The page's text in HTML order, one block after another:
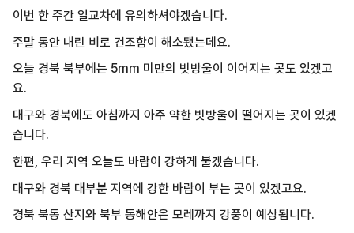
이번 한 주간 일교차에 유의하셔야겠습니다.
주말 동안 내린 비로 건조함이 해소됐는데요.
오늘 경북 북부에는 5mm 미만의 빗방울이 이어지는 곳도 있겠고
요.
대구와 경북에도 아침까지 아주 약한 빗방울이 떨어지는 곳이 있겠
습니다.
한편, 우리 지역 오늘도 바람이 강하게 불겠습니다.
대구와 경북 대부분 지역에 강한 바람이 부는 곳이 있겠고요.
경북 북동 산지와 북부 동해안은 모레까지 강풍이 예상됩니다.